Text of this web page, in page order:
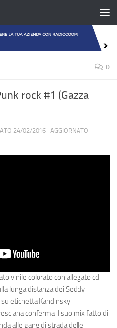
0
rock #1 (Gazza
24/02/2016 · AGGIORNATO
vinile colorato con allegato cd
lunga distanza dei Seddy
su etichettaKandinsky
conferma il suo mix fatto di
alle gangdi strada delle